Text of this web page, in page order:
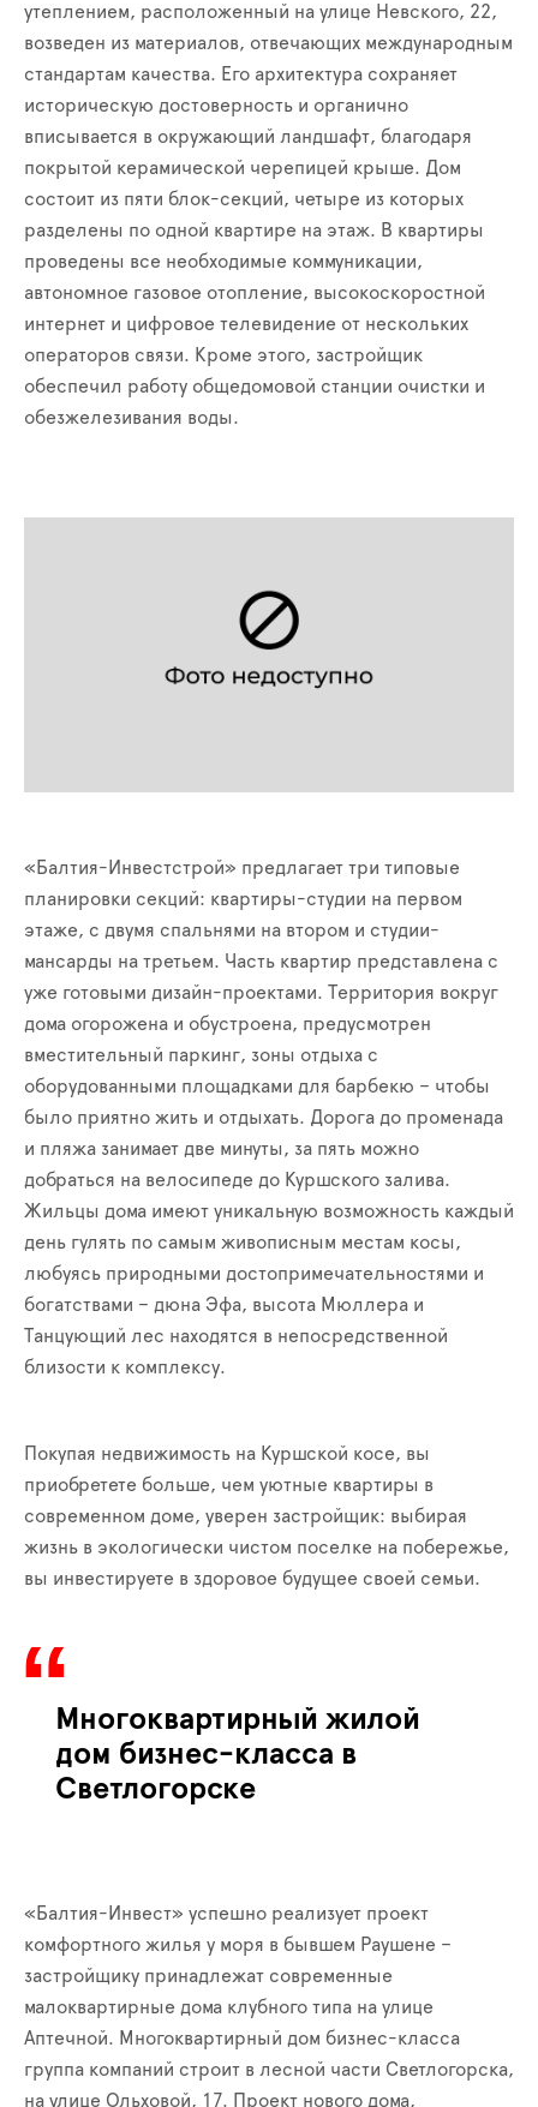
утеплением, расположенный на улице Невского, 22,
возведен из материалов, отвечающих международным
стандартам качества. Его архитектура сохраняет
историческую достоверность и органично
вписывается в окружающий ландшафт, благодаря
покрытой керамической черепицей крыше. Дом
состоит из пяти блок-секций, четыре из которых
разделены по одной квартире на этаж. В квартиры
проведены все необходимые коммуникации,
автономное газовое отопление, высокоскоростной
интернет и цифровое телевидение от нескольких
операторов связи. Кроме этого, застройщик
обеспечил работу общедомовой станции очистки и
обезжелезивания воды.
«Балтия-Инвестстрой» предлагает три типовые
планировки секций: квартиры-студии на первом
этаже, с двумя спальнями на втором и студии-
мансарды на третьем. Часть квартир представлена с
уже готовыми дизайн-проектами. Территория вокруг
дома огорожена и обустроена, предусмотрен
вместительный паркинг, зоны отдыха с
оборудованными площадками для барбекю – чтобы
было приятно жить и отдыхать. Дорога до променада
и пляжа занимает две минуты, за пять можно
добраться на велосипеде до Куршского залива.
Жильцы дома имеют уникальную возможность каждый
день гулять по самым живописным местам косы,
любуясь природными достопримечательностями и
богатствами – дюна Эфа, высота Мюллера и
Танцующий лес находятся в непосредственной
близости к комплексу.
Покупая недвижимость на Куршской косе, вы
приобретете больше, чем уютные квартиры в
современном доме, уверен застройщик: выбирая
жизнь в экологически чистом поселке на побережье,
вы инвестируете в здоровое будущее своей семьи.
Многоквартирный жилой
дом бизнес-класса в
Светлогорске
«Балтия-Инвест» успешно реализует проект
комфортного жилья у моря в бывшем Раушене –
застройщику принадлежат современные
малоквартирные дома клубного типа на улице
Аптечной. Многоквартирный дом бизнес-класса
группа компаний строит в лесной части Светлогорска,
на улице Ольховой, 17. Проект нового дома,